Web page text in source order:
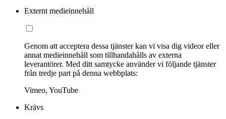
Externt medieinnehåll
Genom att acceptera dessa tjänster kan vi visa dig videor eller
annat medieinnehåll som tillhandahålls av externa
leverantörer. Med ditt samtycke använder vi följande tjänster
från tredje part på denna webbplats:
Vimeo, YouTube
Krävs